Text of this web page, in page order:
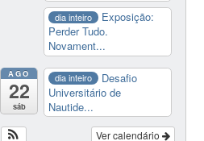
dia inteiro
Exposição:
Perder Tudo.
Novament...
AGO
22
sáb
dia inteiro
Desafio
Universitário de
Nautide...
Ver calendário